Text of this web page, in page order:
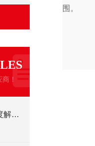
围。
！
winters文特斯压力表表盘刻度解读及现场安装注意事项